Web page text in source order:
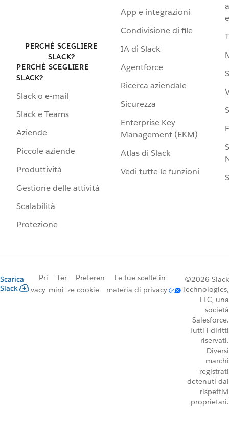
PERCHÉ SCEGLIERE
SLACK?
PERCHÉ SCEGLIERE
SLACK?
Slack o e-mail
Slack e Teams
Aziende
Piccole aziende
Produttività
Gestione delle attività
Scalabilità
Protezione
App e integrazioni
Condivisione di file
IA di Slack
Agentforce
Ricerca aziendale
Sicurezza
Enterprise Key
Management (EKM)
Atlas di Slack
Vedi tutte le funzioni
Scarica
Slack
Pri
vacy
Ter
mini
Preferen
ze cookie
Le tue scelte in
materia di privacy
©2026 Slack
Technologies,
LLC, una
società
Salesforce.
Tutti i diritti
riservati.
Diversi
marchi
registrati
detenuti dai
rispettivi
proprietari.